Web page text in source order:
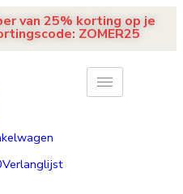
van 25% korting op je
ZOMER25
Verlanglijst